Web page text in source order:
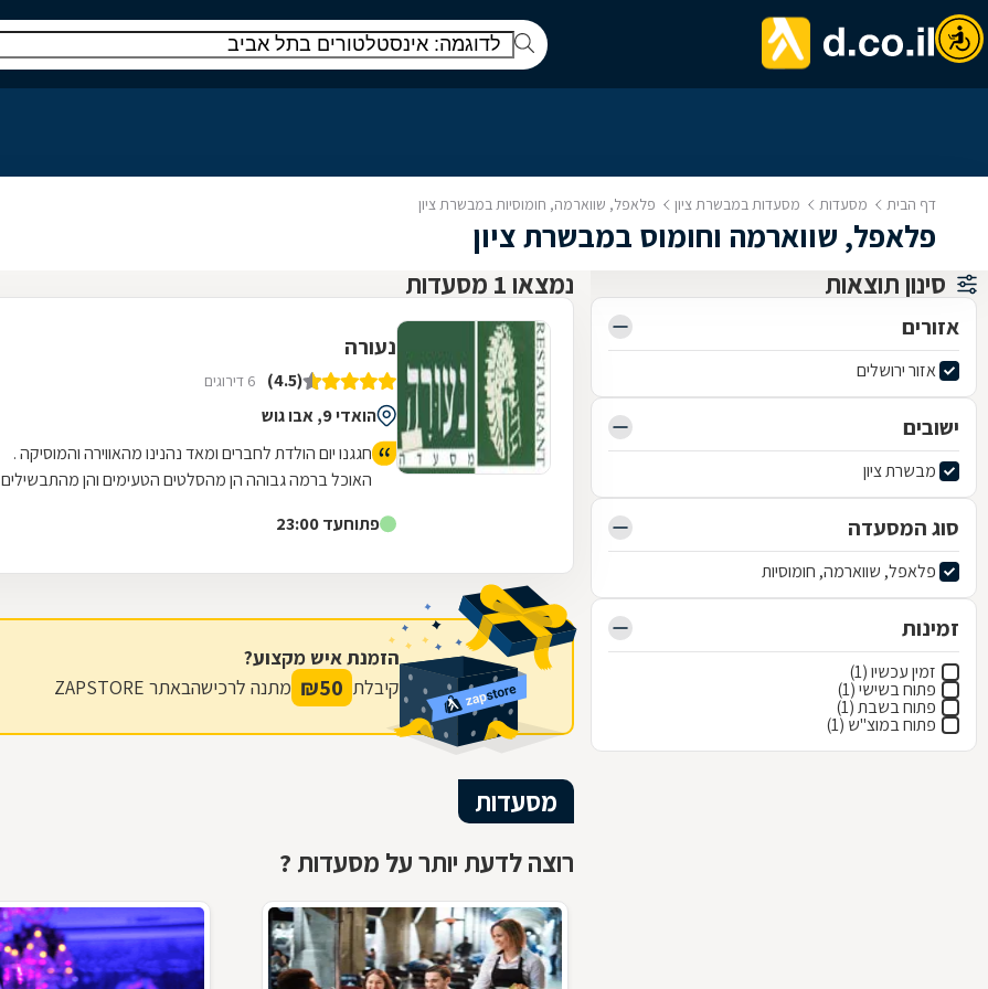
דף הבית מסעדות מסעדות במבשרת ציון פלאפל, שווארמה, חומוסיות במבשרת ציון
פלאפל, שווארמה וחומוס במבשרת ציון
סינון תוצאות
אזורים
אזור ירושלים
ישובים
מבשרת ציון
סוג המסעדה
פלאפל, שווארמה, חומוסיות
זמינות
זמין עכשיו (1)
פתוח בשישי (1)
פתוח בשבת (1)
פתוח במוצ"ש (1)
נמצאו 1 מסעדות
נעורה
(4.5) 6 דירוגים
הואדי 9, אבו גוש
חגגנו יום הולדת לחברים ומאד נהנינו מהאווירה והמוסיקה .
האוכל ברמה גבוהה הן מהסלטים הטעימים והן מהתבשילים
פתוחעד 23:00
הזמנת איש מקצוע?
קיבלת 50
₪ מתנה לרכישהבאתר ZAPSTORE
מסעדות
רוצה לדעת יותר על מסעדות ?